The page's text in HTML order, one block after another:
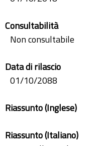
Consultabilità
Non consultabile
Data di rilascio
01/10/2088
Riassunto (Inglese)
Riassunto (Italiano)